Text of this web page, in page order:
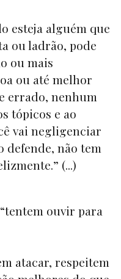
esteja alguém que
ou ladrão, pode
ou mais
ou até melhor
errado, nenhum
tópicos e ao
vai negligenciar
não tem
(...)
ouvir para
atacar, respeitem